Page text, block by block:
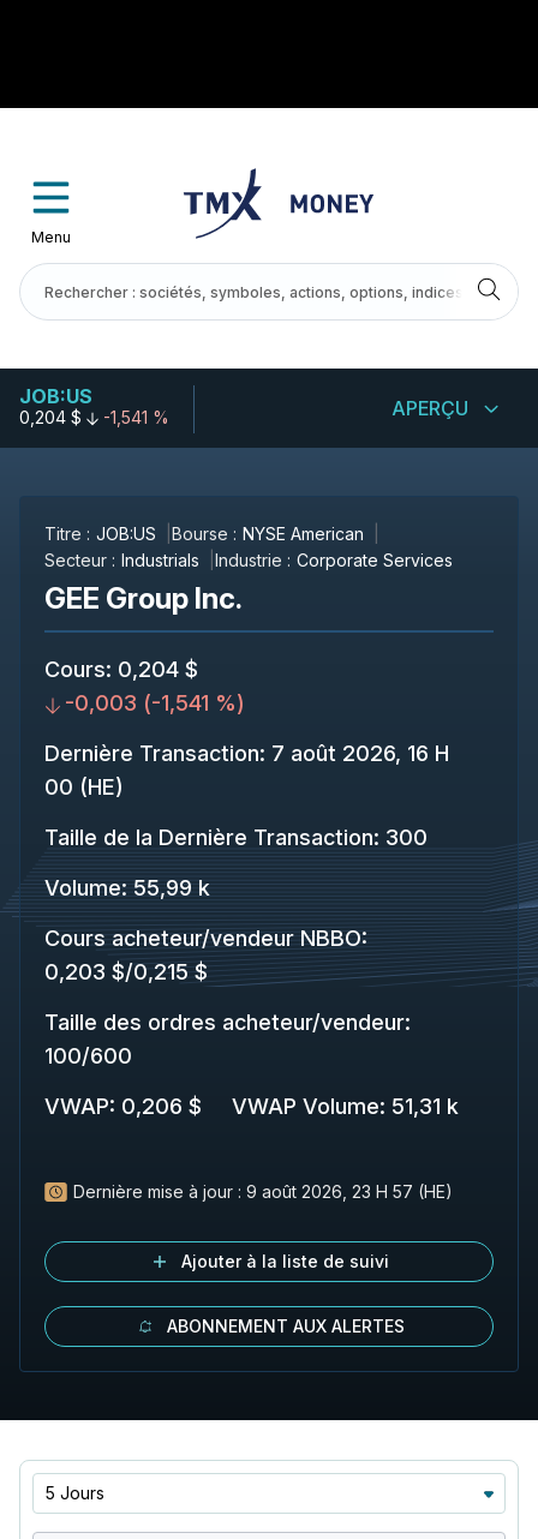
Menu
JOB:US
0,204 $ -1,541 % APERÇU
Titre : JOB:US Bourse : NYSE American
Secteur : Industrials Industrie : Corporate Services
GEE Group Inc.
Cours: 0,204 $
-0,003 (-1,541 %)
Dernière Transaction: 7 août 2026, 16 H
00 (HE)
Taille de la Dernière Transaction: 300
Volume: 55,99 k
Cours acheteur/vendeur NBBO:
0,203 $/0,215 $
Taille des ordres acheteur/vendeur:
100/600
VWAP: 0,206 $ VWAP Volume: 51,31 k
Dernière mise à jour : 9 août 2026, 23 H 57 (HE)
Ajouter à la liste de suivi
ABONNEMENT AUX ALERTES
5 Jours